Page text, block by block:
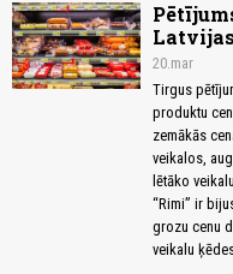
20.mar
Tirgus
produktu
zemākās
veikalos,
lētāko
“Rimi” ir
grozu cenu
veikalu